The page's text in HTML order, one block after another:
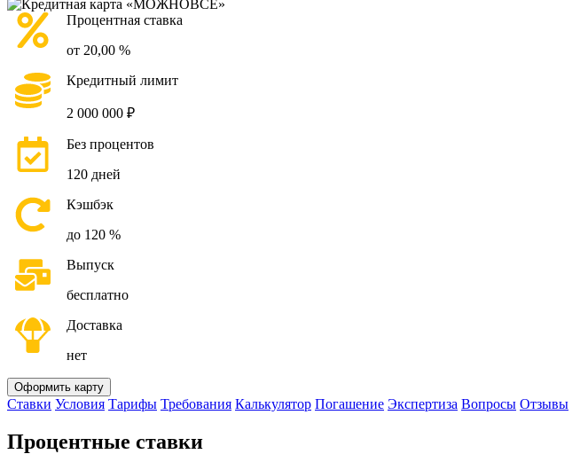
Процентная ставка
от 20,00 %
Кредитный лимит
2 000 000 ₽
Без процентов
120 дней
Кэшбэк
до 120 %
Выпуск
бесплатно
Доставка
нет
Оформить карту
Ставки Условия Тарифы Требования Калькулятор Погашение Экспертиза Вопросы Отзывы
Процентные ставки